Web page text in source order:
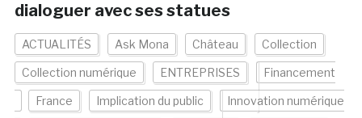
dialoguer avec ses statues
ACTUALITÉS Ask Mona Château Collection
Collection numérique ENTREPRISES Financement
France Implication du public Innovation numérique